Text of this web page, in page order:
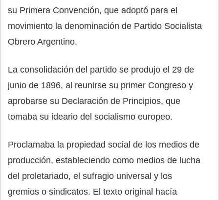
su Primera Convención, que adoptó para el
movimiento la denominación de Partido Socialista
Obrero Argentino.
La consolidación del partido se produjo el 29 de
junio de 1896, al reunirse su primer Congreso y
aprobarse su Declaración de Principios, que
tomaba su ideario del socialismo europeo.
Proclamaba la propiedad social de los medios de
producción, estableciendo como medios de lucha
del proletariado, el sufragio universal y los
gremios o sindicatos. El texto original hacía